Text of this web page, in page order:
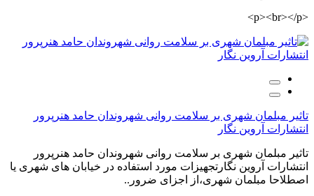
<p><br></p>
تاثیر مبلمان شهری بر سلامت روانی شهروندان حامد هنرپرور
انتشارات آروین نگار
تاثیر مبلمان شهری بر سلامت روانی شهروندان حامد هنرپرور
انتشارات آروین نگارتجهیزات مورد استفاده در خیابان های شهری یا
اصطلاحا مبلمان شهری،از اجزای ضرور..